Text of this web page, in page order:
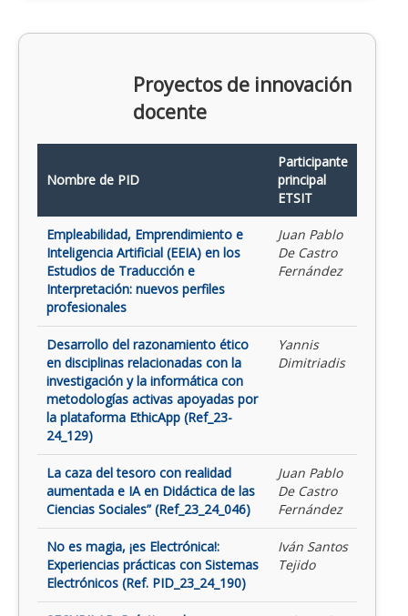
Proyectos de innovación
docente
Nombre de PID
Participante
principal
ETSIT
Empleabilidad, Emprendimiento e
Inteligencia Artificial (EEIA) en los
Estudios de Traducción e
Interpretación: nuevos perfiles
profesionales
Juan Pablo
De Castro
Fernández
Desarrollo del razonamiento ético
en disciplinas relacionadas con la
investigación y la informática con
metodologías activas apoyadas por
la plataforma EthicApp (Ref_23-
24_129)
Yannis
Dimitriadis
La caza del tesoro con realidad
aumentada e IA en Didáctica de las
Ciencias Sociales” (Ref_23_24_046)
Juan Pablo
De Castro
Fernández
No es magia, ¡es Electrónica!:
Experiencias prácticas con Sistemas
Electrónicos (Ref. PID_23_24_190)
Iván Santos
Tejido